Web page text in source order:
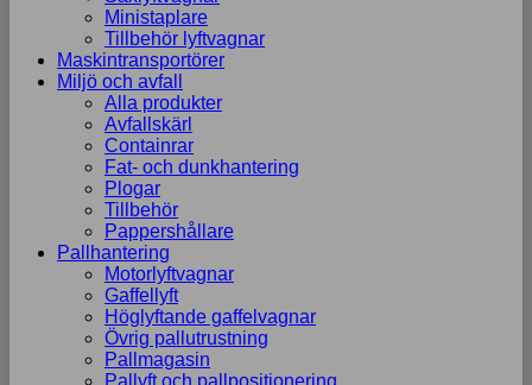
Ministaplare
Tillbehör lyftvagnar
Maskintransportörer
Miljö och avfall
Alla produkter
Avfallskärl
Containrar
Fat- och dunkhantering
Plogar
Tillbehör
Pappershållare
Pallhantering
Motorlyftvagnar
Gaffellyft
Höglyftande gaffelvagnar
Övrig pallutrustning
Pallmagasin
Pallyft och pallpositionering